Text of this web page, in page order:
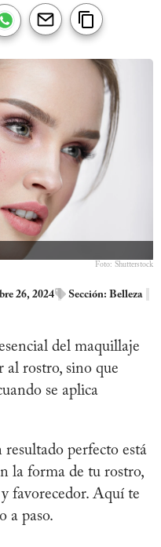
Foto: Shutterstock
26, 2024 Sección: Belleza
del maquillaje
al rostro, sino que
se aplica
perfecto está
la forma de tu rostro,
favorecedor. Aquí te
a paso.